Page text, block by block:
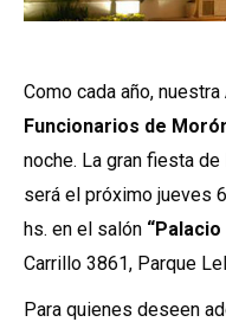
Como cada año, nuestra
Funcionarios de
noche. La gran fiesta de
será el próximo jueves
hs. en el salón
Carrillo 3861, Parque
Para quienes deseen